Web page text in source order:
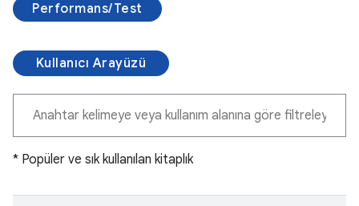
Performans/Test
Kullanıcı Arayüzü
* Popüler ve sık kullanılan kitaplık